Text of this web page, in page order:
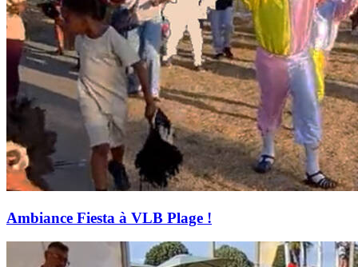
Ambiance Fiesta à VLB Plage !